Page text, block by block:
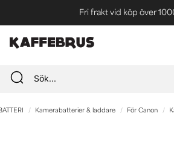
Fri frakt vid köp över
Kamerabatterier & laddare För Canon